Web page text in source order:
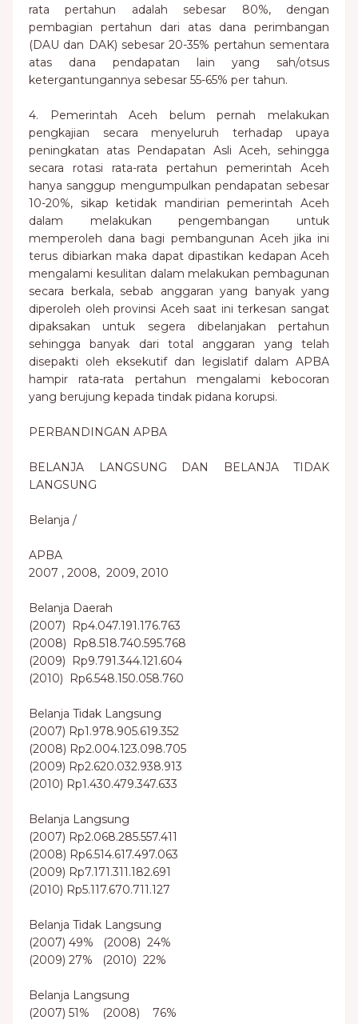
rata pertahun adalah sebesar 80%, dengan
pembagian pertahun dari atas dana perimbangan
(DAU dan DAK) sebesar 20-35% pertahun sementara
atas dana pendapatan lain yang sah/otsus
ketergantungannya sebesar 55-65% per tahun.
4. Pemerintah Aceh belum pernah melakukan
pengkajian secara menyeluruh terhadap upaya
peningkatan atas Pendapatan Asli Aceh, sehingga
secara rotasi rata-rata pertahun pemerintah Aceh
hanya sanggup mengumpulkan pendapatan sebesar
10-20%, sikap ketidak mandirian pemerintah Aceh
dalam melakukan pengembangan untuk
memperoleh dana bagi pembangunan Aceh jika ini
terus dibiarkan maka dapat dipastikan kedapan Aceh
mengalami kesulitan dalam melakukan pembagunan
secara berkala, sebab anggaran yang banyak yang
diperoleh oleh provinsi Aceh saat ini terkesan sangat
dipaksakan untuk segera dibelanjakan pertahun
sehingga banyak dari total anggaran yang telah
disepakti oleh eksekutif dan legislatif dalam APBA
hampir rata-rata pertahun mengalami kebocoran
yang berujung kepada tindak pidana korupsi.
PERBANDINGAN APBA
BELANJA LANGSUNG DAN BELANJA TIDAK
LANGSUNG
Belanja /
APBA
2007 , 2008, 2009, 2010
Belanja Daerah
(2007) Rp4.047.191.176.763
(2008) Rp8.518.740.595.768
(2009) Rp9.791.344.121.604
(2010) Rp6.548.150.058.760
Belanja Tidak Langsung
(2007) Rp1.978.905.619.352
(2008) Rp2.004.123.098.705
(2009) Rp2.620.032.938.913
(2010) Rp1.430.479.347.633
Belanja Langsung
(2007) Rp2.068.285.557.411
(2008) Rp6.514.617.497.063
(2009) Rp7.171.311.182.691
(2010) Rp5.117.670.711.127
Belanja Tidak Langsung
(2007) 49% (2008) 24%
(2009) 27% (2010) 22%
Belanja Langsung
(2007) 51% (2008) 76%